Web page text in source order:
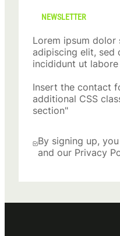
NEWSLETTER
Lorem ipsum
adipiscing elit, sed
incididunt ut
Insert the contact
additional CSS
section"
By signing up,
and our Privacy